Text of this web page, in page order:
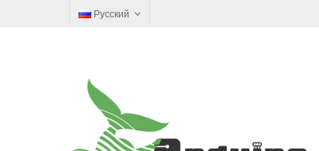
Русский